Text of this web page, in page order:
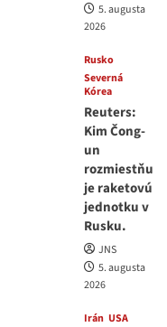
5. augusta
2026
Rusko
Severná
Kórea
Reuters:
Kim Čong-
un
rozmiestňu
je raketovú
jednotku v
Rusku.
JNS
5. augusta
2026
Irán USA